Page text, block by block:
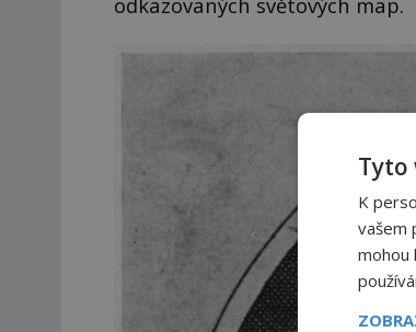
Tyto
K
vašem
mohou